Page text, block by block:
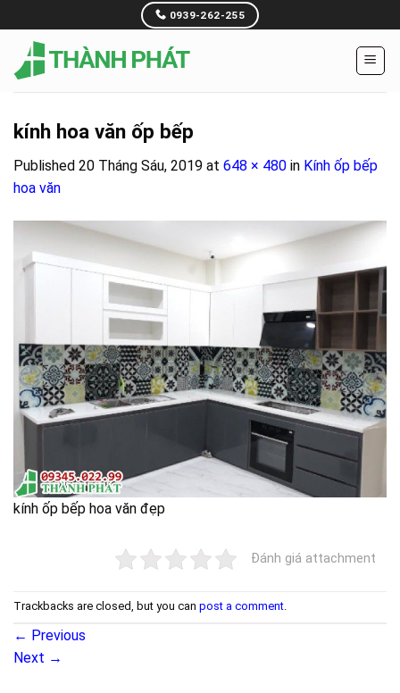
to
content
0939-262-255
kính hoa văn ốp bếp
Published 20 Tháng Sáu, 2019 at 648 × 480 in Kính ốp bếp
hoa văn
kính ốp bếp hoa văn đẹp
Đánh giá attachment
Trackbacks are closed, but you can post a comment.
← Previous
Next →